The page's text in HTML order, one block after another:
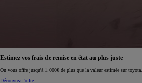
Réservez en ligne votre occasion pour 1€ seulement
Réservez en ligne